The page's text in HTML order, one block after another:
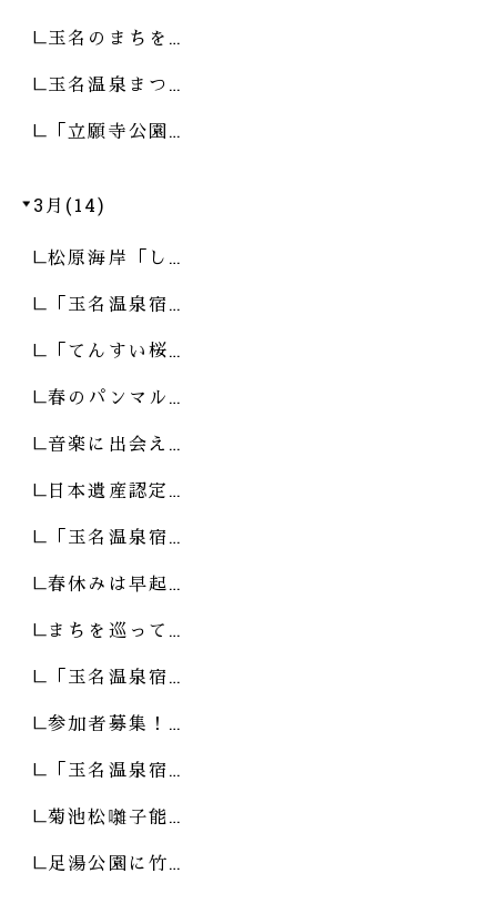
玉名のまちを…
玉名温泉まつ…
「立願寺公園…
3月(14)
松原海岸「し…
「玉名温泉宿…
「てんすい桜…
春のパンマル…
音楽に出会え…
日本遺産認定…
「玉名温泉宿…
春休みは早起…
まちを巡って…
「玉名温泉宿…
参加者募集！…
「玉名温泉宿…
菊池松囃子能…
足湯公園に竹…